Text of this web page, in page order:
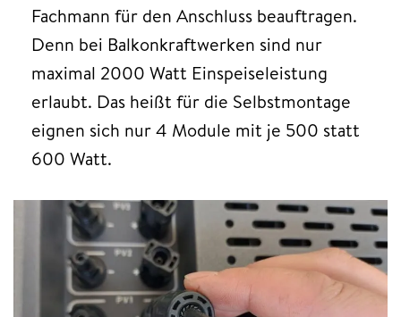
Fachmann für den Anschluss beauftragen.
Denn bei Balkonkraftwerken sind nur
maximal 2000 Watt Einspeiseleistung
erlaubt. Das heißt für die Selbstmontage
eignen sich nur 4 Module mit je 500 statt
600 Watt.